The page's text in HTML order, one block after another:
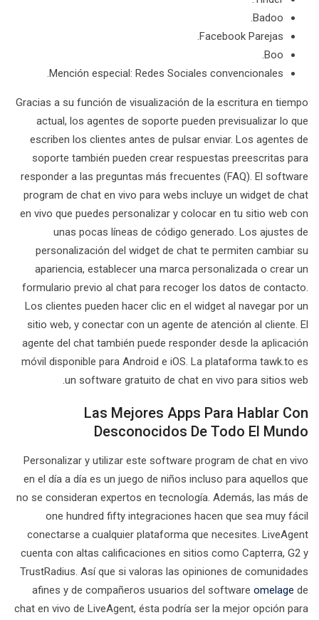
Badoo.
Facebook Parejas.
Boo.
Mención especial: Redes Sociales convencionales.
Gracias a su función de visualización de la escritura en tiempo
actual, los agentes de soporte pueden previsualizar lo que
escriben los clientes antes de pulsar enviar. Los agentes de
soporte también pueden crear respuestas preescritas para
responder a las preguntas más frecuentes (FAQ). El software
program de chat en vivo para webs incluye un widget de chat
en vivo que puedes personalizar y colocar en tu sitio web con
unas pocas líneas de código generado. Los ajustes de
personalización del widget de chat te permiten cambiar su
apariencia, establecer una marca personalizada o crear un
formulario previo al chat para recoger los datos de contacto.
Los clientes pueden hacer clic en el widget al navegar por un
sitio web, y conectar con un agente de atención al cliente. El
agente del chat también puede responder desde la aplicación
móvil disponible para Android e iOS. La plataforma tawk.to es
un software gratuito de chat en vivo para sitios web.
Las Mejores Apps Para Hablar Con
Desconocidos De Todo El Mundo
Personalizar y utilizar este software program de chat en vivo
en el día a día es un juego de niños incluso para aquellos que
no se consideran expertos en tecnología. Además, las más de
one hundred fifty integraciones hacen que sea muy fácil
conectarse a cualquier plataforma que necesites. LiveAgent
cuenta con altas calificaciones en sitios como Capterra, G2 y
TrustRadius. Así que si valoras las opiniones de comunidades
afines y de compañeros usuarios del software omelage de
chat en vivo de LiveAgent, ésta podría ser la mejor opción para